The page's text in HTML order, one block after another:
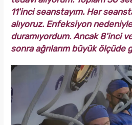
11'inci seanstayım. Her
alıyoruz. Enfeksiyon
duramıyordum. Ancak 8'inci
sonra ağrılarım büyük ölçüde